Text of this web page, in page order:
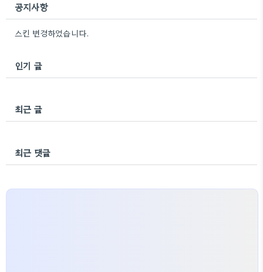
공지사항
스킨 변경하였습니다.
인기 글
최근 글
최근 댓글